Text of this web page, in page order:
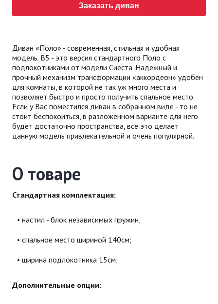
Заказать диван
Диван «Поло» - современная, стильная и удобная
модель. В5 - это версия стандартного Поло с
подлокотниками от модели Сиеста. Надежный и
прочный механизм трансформации «аккордеон» удобен
для комнаты, в которой не так уж много места и
позволяет быстро и просто получить спальное место.
Если у Вас поместился диван в собранном виде - то не
стоит беспокоиться, в разложенном варианте для него
будет достаточно пространства, все это делает
данную модель привлекательной и очень популярной.
О товаре
Стандартная комплектация:
настил - блок независимых пружин;
спальное место шириной 140см;
ширина подлокотника 15см;
Дополнительные опции: